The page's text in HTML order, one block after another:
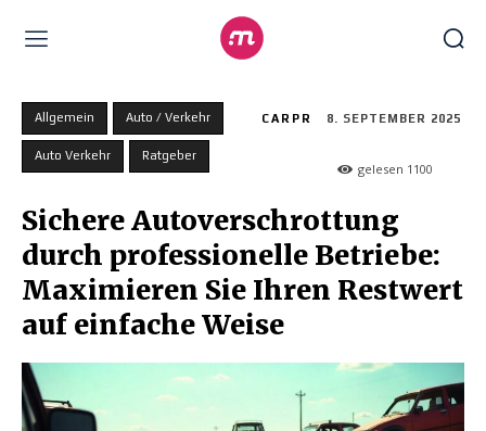
Allgemein Auto / Verkehr
Auto Verkehr Ratgeber
CARPR 8. SEPTEMBER 2025
gelesen 1100
Sichere Autoverschrottung
durch professionelle Betriebe:
Maximieren Sie Ihren Restwert
auf einfache Weise